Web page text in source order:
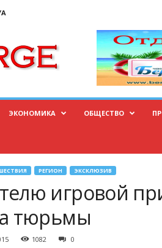
ЭКОНОМИКА ОБЩЕСТВО
РЕГИОН ЭКСКЛЮЗИВ
игровой
тюрьмы
1082 0